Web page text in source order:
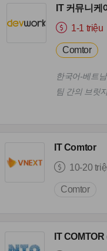
IT 커뮤니케
1-1 triệu
Comtor
한국어-베트
팀 간의 브릿
IT Comtor
10-20
Comtor
IT